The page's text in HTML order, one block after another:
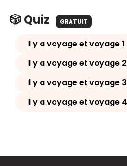
🎲 Quiz GRATUIT
Il y a voyage et voyage 1
Il y a voyage et voyage 2
Il y a voyage et voyage 3
Il y a voyage et voyage 4